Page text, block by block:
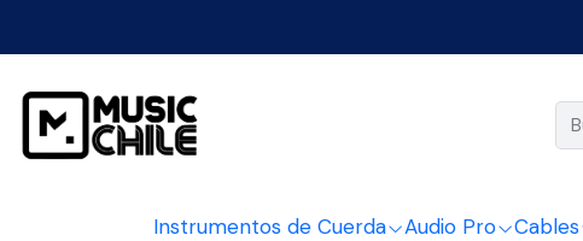
Instrumentos de Cuerda Audio Pro Cables